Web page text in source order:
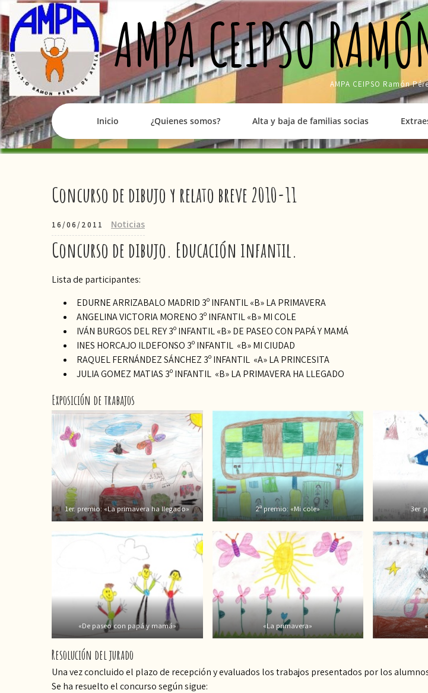
to
content
AMPA CEIPSO
AMPA CEIPSO Ramón
Inicio ¿Quienes somos? Alta y baja de familias socias
Concurso de dibujo y relato breve 2010-11
16/06/2011 Noticias
Concurso de dibujo. Educación infantil.
Lista de participantes:
EDURNE ARRIZABALO MADRID 3º INFANTIL «B» LA PRIMAVERA
ANGELINA VICTORIA MORENO 3º INFANTIL «B» MI COLE
IVÁN BURGOS DEL REY 3º INFANTIL «B» DE PASEO CON PAPÁ Y MAMÁ
INES HORCAJO ILDEFONSO 3º INFANTIL «B» MI CIUDAD
RAQUEL FERNÁNDEZ SÁNCHEZ 3º INFANTIL «A» LA PRINCESITA
JULIA GOMEZ MATIAS 3º INFANTIL «B» LA PRIMAVERA HA LLEGADO
Exposición de trabajos
1er. premio: «La primavera ha llegado» 2ª premio: «Mi cole» 3er.
«De paseo con papá y mamá» «La primavera»
Resolución del jurado
Una vez concluido el plazo de recepción y evaluados los trabajos presentados por los
Se ha resuelto el concurso según sigue: